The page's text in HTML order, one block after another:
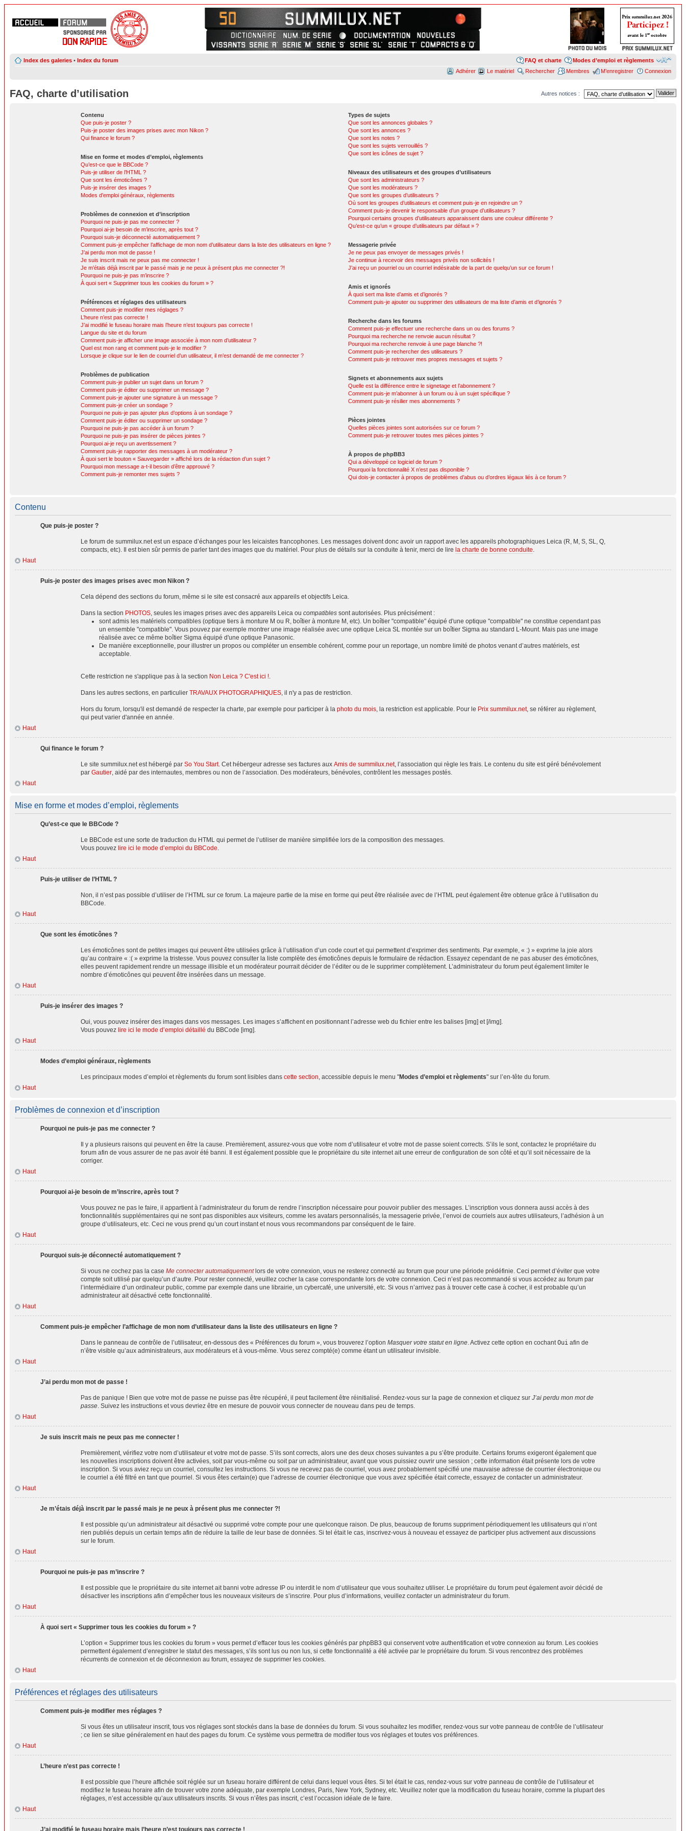
Index des galeries • Index du forum Modes d’emploi et règlements
FAQ et charte
Connexion
M’enregistrer
Membres
Rechercher
Le matériel
Adhérer
FAQ, charte d’utilisation Autres notices :
Contenu
Que puis-je poster ?
Puis-je poster des images prises avec mon Nikon ?
Qui finance le forum ?
Mise en forme et modes d’emploi, règlements
Qu’est-ce que le BBCode ?
Puis-je utiliser de l’HTML ?
Que sont les émoticônes ?
Puis-je insérer des images ?
Modes d’emploi généraux, règlements
Problèmes de connexion et d’inscription
Pourquoi ne puis-je pas me connecter ?
Pourquoi ai-je besoin de m’inscrire, après tout ?
Pourquoi suis-je déconnecté automatiquement ?
Comment puis-je empêcher l’affichage de mon nom d’utilisateur dans la liste des utilisateurs en ligne ?
J’ai perdu mon mot de passe !
Je suis inscrit mais ne peux pas me connecter !
Je m’étais déjà inscrit par le passé mais je ne peux à présent plus me connecter ?!
Pourquoi ne puis-je pas m’inscrire ?
À quoi sert « Supprimer tous les cookies du forum » ?
Préférences et réglages des utilisateurs
Comment puis-je modifier mes réglages ?
L’heure n’est pas correcte !
J’ai modifié le fuseau horaire mais l’heure n’est toujours pas correcte !
Langue du site et du forum
Comment puis-je afficher une image associée à mon nom d’utilisateur ?
Quel est mon rang et comment puis-je le modifier ?
Lorsque je clique sur le lien de courriel d’un utilisateur, il m’est demandé de me connecter ?
Problèmes de publication
Comment puis-je publier un sujet dans un forum ?
Comment puis-je éditer ou supprimer un message ?
Comment puis-je ajouter une signature à un message ?
Comment puis-je créer un sondage ?
Pourquoi ne puis-je pas ajouter plus d’options à un sondage ?
Comment puis-je éditer ou supprimer un sondage ?
Pourquoi ne puis-je pas accéder à un forum ?
Pourquoi ne puis-je pas insérer de pièces jointes ?
Pourquoi ai-je reçu un avertissement ?
Comment puis-je rapporter des messages à un modérateur ?
À quoi sert le bouton « Sauvegarder » affiché lors de la rédaction d’un sujet ?
Pourquoi mon message a-t-il besoin d’être approuvé ?
Comment puis-je remonter mes sujets ?
Types de sujets
Que sont les annonces globales ?
Que sont les annonces ?
Que sont les notes ?
Que sont les sujets verrouillés ?
Que sont les icônes de sujet ?
Niveaux des utilisateurs et des groupes d’utilisateurs
Que sont les administrateurs ?
Que sont les modérateurs ?
Que sont les groupes d’utilisateurs ?
Où sont les groupes d’utilisateurs et comment puis-je en rejoindre un ?
Comment puis-je devenir le responsable d’un groupe d’utilisateurs ?
Pourquoi certains groupes d’utilisateurs apparaissent dans une couleur différente ?
Qu’est-ce qu’un « groupe d’utilisateurs par défaut » ?
Messagerie privée
Je ne peux pas envoyer de messages privés !
Je continue à recevoir des messages privés non sollicités !
J’ai reçu un pourriel ou un courriel indésirable de la part de quelqu’un sur ce forum !
Amis et ignorés
À quoi sert ma liste d’amis et d’ignorés ?
Comment puis-je ajouter ou supprimer des utilisateurs de ma liste d’amis et d’ignorés ?
Recherche dans les forums
Comment puis-je effectuer une recherche dans un ou des forums ?
Pourquoi ma recherche ne renvoie aucun résultat ?
Pourquoi ma recherche renvoie à une page blanche ?!
Comment puis-je rechercher des utilisateurs ?
Comment puis-je retrouver mes propres messages et sujets ?
Signets et abonnements aux sujets
Quelle est la différence entre le signetage et l’abonnement ?
Comment puis-je m’abonner à un forum ou à un sujet spécifique ?
Comment puis-je résilier mes abonnements ?
Pièces jointes
Quelles pièces jointes sont autorisées sur ce forum ?
Comment puis-je retrouver toutes mes pièces jointes ?
À propos de phpBB3
Qui a développé ce logiciel de forum ?
Pourquoi la fonctionnalité X n’est pas disponible ?
Qui dois-je contacter à propos de problèmes d’abus ou d’ordres légaux liés à ce forum ?
Contenu
Que puis-je poster ?
Le forum de summilux.net est un espace d’échanges pour les leicaistes francophones. Les messages doivent donc avoir un rapport avec les appareils photographiques Leica (R, M, S, SL, Q,
compacts, etc). Il est bien sûr permis de parler tant des images que du matériel. Pour plus de détails sur la conduite à tenir, merci de lire la charte de bonne conduite
Haut
Puis-je poster des images prises avec mon Nikon ?
Cela dépend des sections du forum, même si le site est consacré aux appareils et objectifs Leica.
Dans la section PHOTOS, seules les images prises avec des appareils Leica ou compatiblessont autorisées. Plus précisément :
sont admis les matériels compatibles (optique tiers à monture M ou R, boîtier à monture M, etc). Un boîtier "compatible" équipé d'une optique "compatible" ne constitue cependant pas
un ensemble "compatible". Vous pouvez par exemple montrer une image réalisée avec une optique Leica SL montée sur un boîtier Sigma au standard L-Mount. Mais pas une image
réalisée avec ce même boîtier Sigma équipé d'une optique Panasonic.
De manière exceptionnelle, pour illustrer un propos ou compléter un ensemble cohérent, comme pour un reportage, un nombre limité de photos venant d’autres matériels, est
acceptable.
Cette restriction ne s'applique pas à la section Non Leica ? C'est ici !.
Dans les autres sections, en particulier TRAVAUX PHOTOGRAPHIQUES, il n'y a pas de restriction.
Hors du forum, lorsqu'il est demandé de respecter la charte, par exemple pour participer à la photo du mois, la restriction est applicable. Pour le Prix summilux.net, se référer au règlement,
qui peut varier d'année en année.
Haut
Qui finance le forum ?
Le site summilux.net est hébergé par So You Start. Cet hébergeur adresse ses factures aux Amis de summilux.net, l’association qui règle les frais. Le contenu du site est géré bénévolement
par Gautier, aidé par des internautes, membres ou non de l’association. Des modérateurs, bénévoles, contrôlent les messages postés.
Haut
Mise en forme et modes d’emploi, règlements
Qu’est-ce que le BBCode ?
Le BBCode est une sorte de traduction du HTML qui permet de l’utiliser de manière simplifiée lors de la composition des messages.
Vous pouvez lire ici le mode d’emploi du BBCode
Haut
Puis-je utiliser de l’HTML ?
Non, il n’est pas possible d’utiliser de l’HTML sur ce forum. La majeure partie de la mise en forme qui peut être réalisée avec de l’HTML peut également être obtenue grâce à l’utilisation du
BBCode.
Haut
Que sont les émoticônes ?
Les émoticônes sont de petites images qui peuvent être utilisées grâce à l’utilisation d’un code court et qui permettent d’exprimer des sentiments. Par exemple, « :) » exprime la joie alors
qu’au contraire « :( » exprime la tristesse. Vous pouvez consulter la liste complète des émoticônes depuis le formulaire de rédaction. Essayez cependant de ne pas abuser des émoticônes,
elles peuvent rapidement rendre un message illisible et un modérateur pourrait décider de l’éditer ou de le supprimer complètement. L’administrateur du forum peut également limiter le
nombre d’émoticônes qui peuvent être insérées dans un message.
Haut
Puis-je insérer des images ?
Oui, vous pouvez insérer des images dans vos messages. Les images s’affichent en positionnant l’adresse web du fichier entre les balises [img] et [/img].
Vous pouvez lire ici le mode d’emploi détaillé du BBCode [img].
Haut
Modes d’emploi généraux, règlements
Les principaux modes d’emploi et règlements du forum sont lisibles dans cette section , accessible depuis le menu "Modes d’emploi et règlements" sur l’en-tête du forum.
Haut
Problèmes de connexion et d’inscription
Pourquoi ne puis-je pas me connecter ?
Il y a plusieurs raisons qui peuvent en être la cause. Premièrement, assurez-vous que votre nom d’utilisateur et votre mot de passe soient corrects. S’ils le sont, contactez le propriétaire du
forum afin de vous assurer de ne pas avoir été banni. Il est également possible que le propriétaire du site internet ait une erreur de configuration de son côté et qu’il soit nécessaire de la
corriger.
Haut
Pourquoi ai-je besoin de m’inscrire, après tout ?
Vous pouvez ne pas le faire, il appartient à l’administrateur du forum de rendre l’inscription nécessaire pour pouvoir publier des messages. L’inscription vous donnera aussi accès à des
fonctionnalités supplémentaires qui ne sont pas disponibles aux visiteurs, comme les avatars personnalisés, la messagerie privée, l’envoi de courriels aux autres utilisateurs, l’adhésion à un
groupe d’utilisateurs, etc. Ceci ne vous prend qu’un court instant et nous vous recommandons par conséquent de le faire.
Haut
Pourquoi suis-je déconnecté automatiquement ?
Si vous ne cochez pas la case Me connecter automatiquementlors de votre connexion, vous ne resterez connecté au forum que pour une période prédéfinie. Ceci permet d’éviter que votre
compte soit utilisé par quelqu’un d’autre. Pour rester connecté, veuillez cocher la case correspondante lors de votre connexion. Ceci n’est pas recommandé si vous accédez au forum par
l’intermédiaire d’un ordinateur public, comme par exemple dans une librairie, un cybercafé, une université, etc. Si vous n’arrivez pas à trouver cette case à cocher, il est probable qu’un
administrateur ait désactivé cette fonctionnalité.
Haut
Comment puis-je empêcher l’affichage de mon nom d’utilisateur dans la liste des utilisateurs en ligne ?
Dans le panneau de contrôle de l’utilisateur, en-dessous des « Préférences du forum », vous trouverez l’option Masquer votre statut en ligne. Activez cette option en cochant Oui afin de
n’être visible qu’aux administrateurs, aux modérateurs et à vous-même. Vous serez compté(e) comme étant un utilisateur invisible.
Haut
J’ai perdu mon mot de passe !
Pas de panique ! Bien que votre mot de passe ne puisse pas être récupéré, il peut facilement être réinitialisé. Rendez-vous sur la page de connexion et cliquez sur J’ai perdu mon mot de
passe. Suivez les instructions et vous devriez être en mesure de pouvoir vous connecter de nouveau dans peu de temps.
Haut
Je suis inscrit mais ne peux pas me connecter !
Premièrement, vérifiez votre nom d’utilisateur et votre mot de passe. S’ils sont corrects, alors une des deux choses suivantes a pu s’être produite. Certains forums exigeront également que
les nouvelles inscriptions doivent être activées, soit par vous-même ou soit par un administrateur, avant que vous puissiez ouvrir une session ; cette information était présente lors de votre
inscription. Si vous aviez reçu un courriel, consultez les instructions. Si vous ne recevez pas de courriel, vous avez probablement spécifié une mauvaise adresse de courrier électronique ou
le courriel a été filtré en tant que pourriel. Si vous êtes certain(e) que l’adresse de courrier électronique que vous avez spécifiée était correcte, essayez de contacter un administrateur.
Haut
Je m’étais déjà inscrit par le passé mais je ne peux à présent plus me connecter ?!
Il est possible qu’un administrateur ait désactivé ou supprimé votre compte pour une quelconque raison. De plus, beaucoup de forums suppriment périodiquement les utilisateurs qui n’ont
rien publiés depuis un certain temps afin de réduire la taille de leur base de données. Si tel était le cas, inscrivez-vous à nouveau et essayez de participer plus activement aux discussions
sur le forum.
Haut
Pourquoi ne puis-je pas m’inscrire ?
Il est possible que le propriétaire du site internet ait banni votre adresse IP ou interdit le nom d’utilisateur que vous souhaitez utiliser. Le propriétaire du forum peut également avoir décidé de
désactiver les inscriptions afin d’empêcher tous les nouveaux visiteurs de s’inscrire. Pour plus d’informations, veuillez contacter un administrateur du forum.
Haut
À quoi sert « Supprimer tous les cookies du forum » ?
L’option « Supprimer tous les cookies du forum » vous permet d’effacer tous les cookies générés par phpBB3 qui conservent votre authentification et votre connexion au forum. Les cookies
permettent également d’enregistrer le statut des messages, s’ils sont lus ou non lus, si cette fonctionnalité a été activée par le propriétaire du forum. Si vous rencontrez des problèmes
récurrents de connexion et de déconnexion au forum, essayez de supprimer les cookies.
Haut
Préférences et réglages des utilisateurs
Comment puis-je modifier mes réglages ?
Si vous êtes un utilisateur inscrit, tous vos réglages sont stockés dans la base de données du forum. Si vous souhaitez les modifier, rendez-vous sur votre panneau de contrôle de l’utilisateur
; ce lien se situe généralement en haut des pages du forum. Ce système vous permettra de modifier tous vos réglages et toutes vos préférences.
Haut
L’heure n’est pas correcte !
Il est possible que l’heure affichée soit réglée sur un fuseau horaire différent de celui dans lequel vous êtes. Si tel était le cas, rendez-vous sur votre panneau de contrôle de l’utilisateur et
modifiez le fuseau horaire afin de trouver votre zone adéquate, par exemple Londres, Paris, New York, Sydney, etc. Veuillez noter que la modification du fuseau horaire, comme la plupart des
réglages, n’est accessible qu’aux utilisateurs inscrits. Si vous n’êtes pas inscrit, c’est l’occasion idéale de le faire.
Haut
J’ai modifié le fuseau horaire mais l’heure n’est toujours pas correcte !